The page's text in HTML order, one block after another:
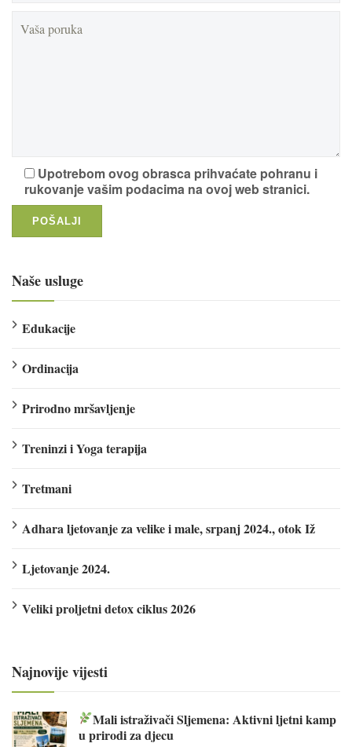
Upotrebom ovog obrasca prihvaćate pohranu i
rukovanje vašim podacima na ovoj web stranici.
Naše usluge
Edukacije
Ordinacija
Prirodno mršavljenje
Treninzi i Yoga terapija
Tretmani
Adhara ljetovanje za velike i male, srpanj 2024., otok Iž
Ljetovanje 2024.
Veliki proljetni detox ciklus 2026
Najnovije vijesti
Mali istraživači Sljemena: Aktivni ljetni kamp
u prirodi za djecu